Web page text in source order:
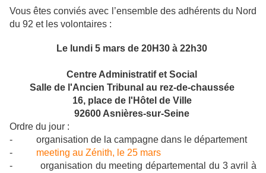
Vous êtes conviés avec l’ensemble des adhérents du Nord
du 92 et les volontaires :
Le lundi 5 mars de 20H30 à 22h30
Centre Administratif et Social
Salle de l'Ancien Tribunal au rez-de-chaussée
16, place de l'Hôtel de Ville
92600 Asnières-sur-Seine
Ordre du jour :
-
organisation de la campagne dans le département
-
meeting au Zénith, le 25 mars
-
organisation du meeting départemental du 3 avril à